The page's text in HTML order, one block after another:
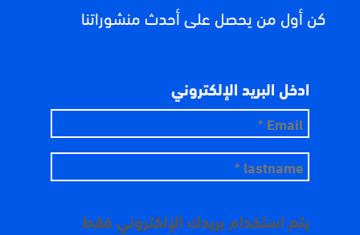
كن أول من يحصل على أحدث منشوراتنا
ادخل البريد الإلكتروني
يتم استخدام بريدك الإلكتروني فقط